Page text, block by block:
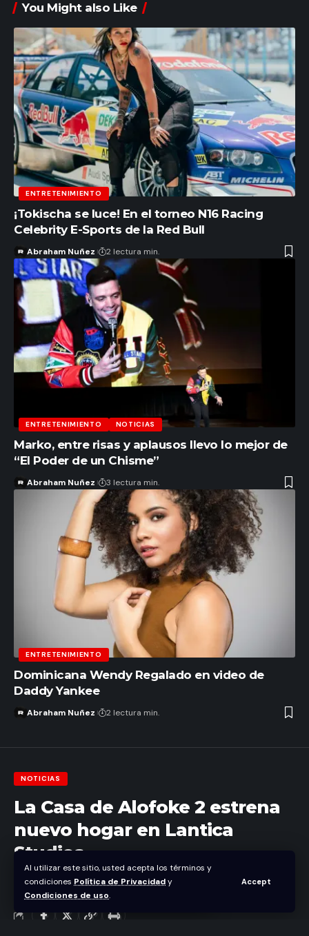
Al utilizar este sitio, usted acepta los términos y
condiciones Política de Privacidady
Condiciones de uso.
Accept
You Might also Like
ENTRETENIMIENTO
¡Tokischa se luce! En el torneo N16 Racing
Celebrity E-Sports de la Red Bull
Abraham Nuñez 2 lectura min.
ENTRETENIMIENTO NOTICIAS
Marko, entre risas y aplausos llevo lo mejor de
“El Poder de un Chisme”
Abraham Nuñez 3 lectura min.
ENTRETENIMIENTO
Dominicana Wendy Regalado en video de
Daddy Yankee
Abraham Nuñez 2 lectura min.
NOTICIAS
La Casa de Alofoke 2 estrena
nuevo hogar en Lantica
Studios
Última actualización septiembre 22, 2025 11:33 pm
Abraham Nuñez